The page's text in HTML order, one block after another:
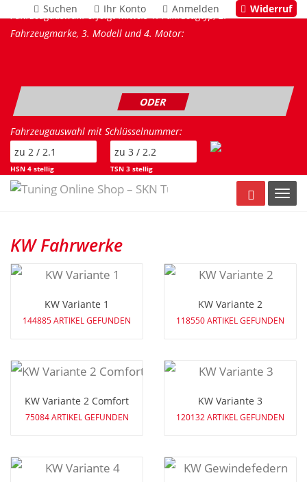
Suchen Ihr Konto Anmelden Widerruf
Fahrzeugauswahl erfolgt mittels 1. Fahrzeugtyp, 2.
Fahrzeugmarke, 3. Modell und 4. Motor:
ODER
Fahrzeugauswahl mit Schlüsselnummer:
HSN 4 stellig TSN 3 stellig
Warenkorb
KW Fahrwerke
KW Variante 1
144885 ARTIKEL GEFUNDEN
KW Variante 2
118550 ARTIKEL GEFUNDEN
KW Variante 2 Comfort
75084 ARTIKEL GEFUNDEN
KW Variante 3
120132 ARTIKEL GEFUNDEN